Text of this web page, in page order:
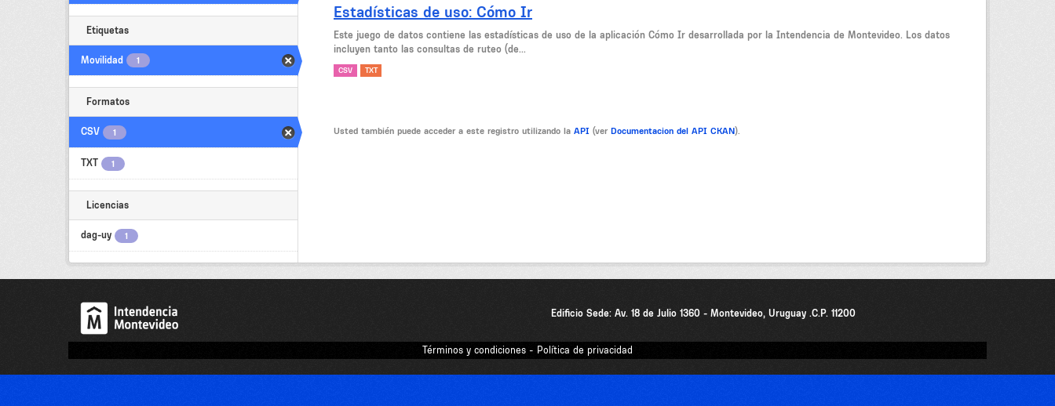
Etiquetas
Movilidad 1
Formatos
CSV 1
TXT 1
Licencias
dag-uy 1
Estadísticas de uso: Cómo Ir
Este juego de datos contiene las estadísticas de uso de la aplicación Cómo Ir desarrollada por la Intendencia de Montevideo. Los datos
incluyen tanto las consultas de ruteo (de...
CSV TXT
Usted también puede acceder a este registro utilizando la API (ver Documentacion del API CKAN).
Edificio Sede: Av. 18 de Julio 1360 - Montevideo, Uruguay .C.P. 11200
Términos y condiciones - Política de privacidad